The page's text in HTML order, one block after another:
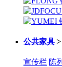
公共家具 >
宣传栏 陈